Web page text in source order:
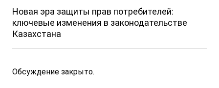
Новая эра защиты прав потребителей:
ключевые изменения в законодательстве
Казахстана
Обсуждение закрыто.